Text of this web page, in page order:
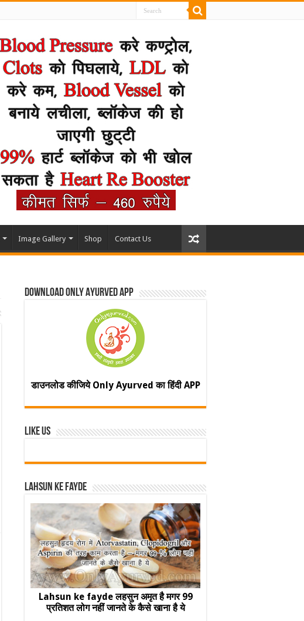
Image Gallery Shop Contact Us
Download Only Ayurved App
डाउनलोड कीजिये Only Ayurved का हिंदी APP
Like Us
Lahsun ke fayde
Lahsun ke fayde लहसुन अमृत है मगर 99
प्रतिशत लोग नहीं जानते के कैसे खाना है ये